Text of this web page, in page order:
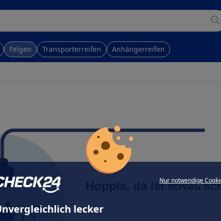
Nur notwendige
lecker
Felgen Transporterreifen Anhängerreifen
Hoppla, da ist etwas